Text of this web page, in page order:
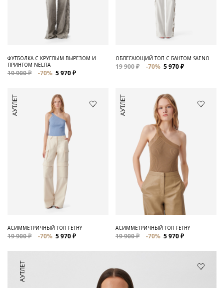
ФУТБОЛКА С КРУГЛЫМ ВЫРЕЗОМ И
ПРИНТОМ NELITA
19 900 ₽ -70% 5 970 ₽
ОБЛЕГАЮЩИЙ ТОП С БАНТОМ SAENO
19 900 ₽ -70% 5 970 ₽
АУТЛЕТ
АСИММЕТРИЧНЫЙ ТОП FETHY
19 900 ₽ -70% 5 970 ₽
АУТЛЕТ
АСИММЕТРИЧНЫЙ ТОП FETHY
19 900 ₽ -70% 5 970 ₽
АУТЛЕТ